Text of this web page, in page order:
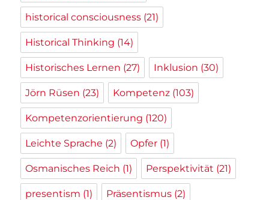
historical consciousness (21)
Historical Thinking (14)
Historisches Lernen (27) Inklusion (30)
Jörn Rüsen (23) Kompetenz (103)
Kompetenzorientierung (120)
Leichte Sprache (2) Opfer (1)
Osmanisches Reich (1) Perspektivität (21)
presentism (1) Präsentismus (2)